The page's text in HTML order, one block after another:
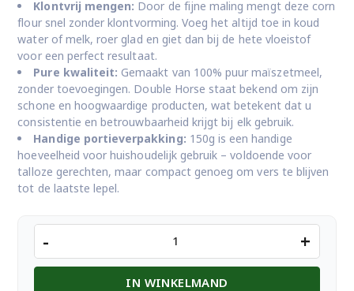
Klontvrij mengen: Door de fijne maling mengt deze corn
flour snel zonder klontvorming. Voeg het altijd toe in koud
water of melk, roer glad en giet dan bij de hete vloeistof
voor een perfect resultaat.
Pure kwaliteit: Gemaakt van 100% puur maïszetmeel,
zonder toevoegingen. Double Horse staat bekend om zijn
schone en hoogwaardige producten, wat betekent dat u
consistentie en betrouwbaarheid krijgt bij elk gebruik.
Handige portieverpakking: 150g is een handige
hoeveelheid voor huishoudelijk gebruik – voldoende voor
talloze gerechten, maar compact genoeg om vers te blijven
tot de laatste lepel.
Double
Horse
corn
- +
IN WINKELMAND